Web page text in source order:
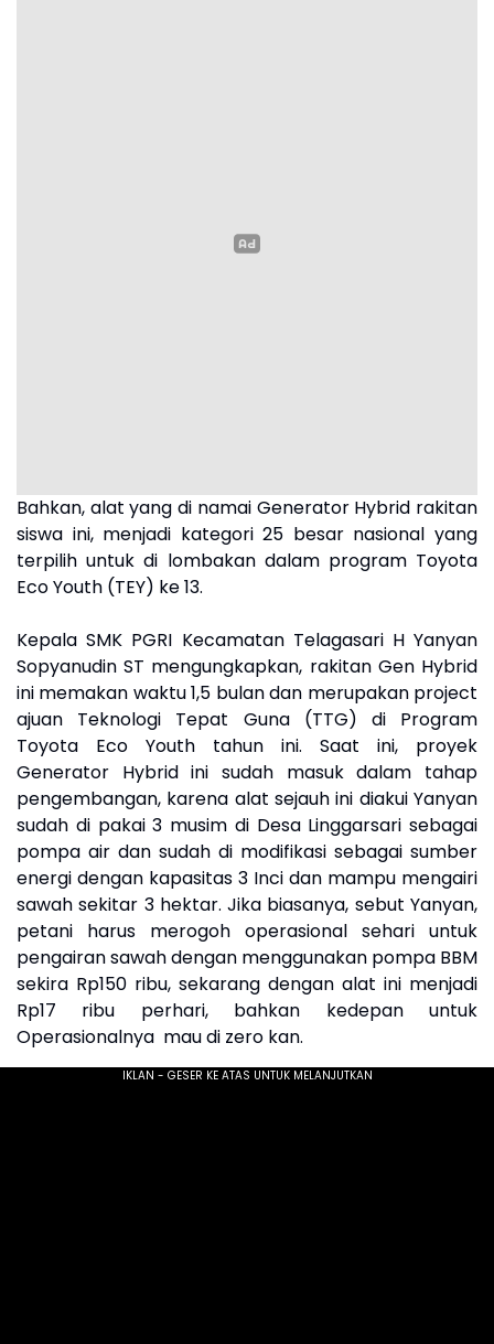
Bahkan, alat yang di namai Generator Hybrid rakitan
siswa ini, menjadi kategori 25 besar nasional yang
terpilih untuk di lombakan dalam program Toyota
Eco Youth (TEY) ke 13.
Kepala SMK PGRI Kecamatan Telagasari H Yanyan
Sopyanudin ST mengungkapkan, rakitan Gen Hybrid
ini memakan waktu 1,5 bulan dan merupakan project
ajuan Teknologi Tepat Guna (TTG) di Program
Toyota Eco Youth tahun ini. Saat ini, proyek
Generator Hybrid ini sudah masuk dalam tahap
pengembangan, karena alat sejauh ini diakui Yanyan
sudah di pakai 3 musim di Desa Linggarsari sebagai
pompa air dan sudah di modifikasi sebagai sumber
energi dengan kapasitas 3 Inci dan mampu mengairi
sawah sekitar 3 hektar. Jika biasanya, sebut Yanyan,
petani harus merogoh operasional sehari untuk
pengairan sawah dengan menggunakan pompa BBM
sekira Rp150 ribu, sekarang dengan alat ini menjadi
Rp17 ribu perhari, bahkan kedepan untuk
Operasionalnya mau di zero kan.